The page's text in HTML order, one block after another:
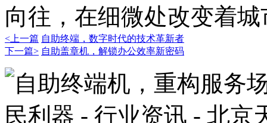
向往，在细微处改变着
<上一篇 自助终端，数字时代的技术革新者
下一篇> 自助盖章机，解锁办公效率新密码